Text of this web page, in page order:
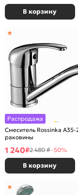
В корзину
Распродажа
Смеситель Rossinka A35-
раковины
1 240₽2 480 ₽-50%
В корзину